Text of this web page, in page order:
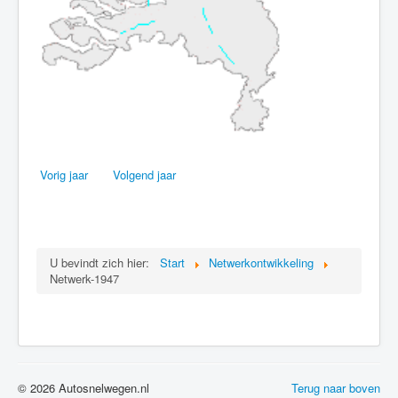
Vorig jaar Volgend jaar
U bevindt zich hier: Start
Netwerkontwikkeling
Netwerk-1947
Terug naar boven
© 2026 Autosnelwegen.nl